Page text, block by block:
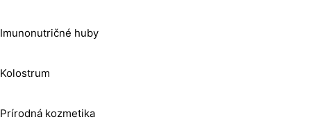
Imunonutričné huby
Kolostrum
Prírodná kozmetika